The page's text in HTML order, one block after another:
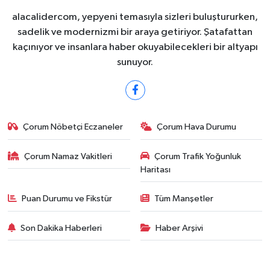
alacalidercom, yepyeni temasıyla sizleri buluştururken,
sadelik ve modernizmi bir araya getiriyor. Şatafattan
kaçınıyor ve insanlara haber okuyabilecekleri bir altyapı
sunuyor.
Çorum Nöbetçi Eczaneler Çorum Hava Durumu
Çorum Namaz Vakitleri
Çorum Trafik Yoğunluk
Haritası
Puan Durumu ve Fikstür Tüm Manşetler
Son Dakika Haberleri Haber Arşivi